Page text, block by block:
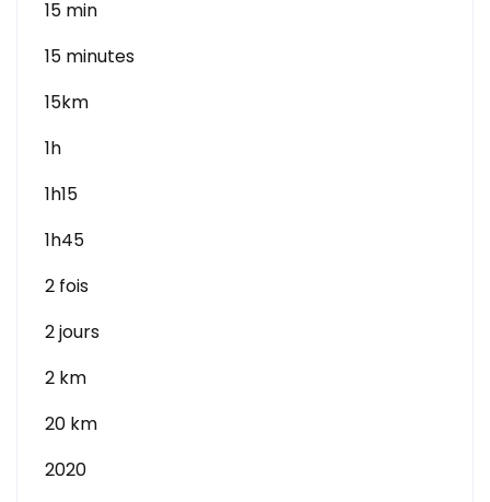
15 min
15 minutes
15km
1h
1h15
1h45
2 fois
2 jours
2 km
20 km
2020